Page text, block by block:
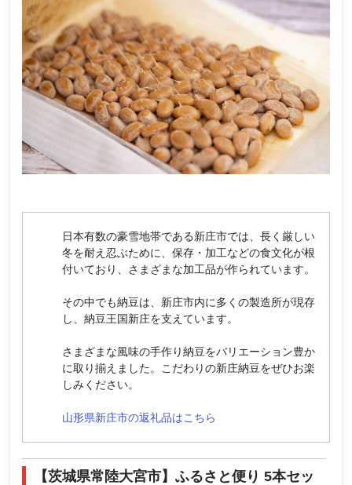
日本有数の豪雪地帯である新庄市では、長く厳しい
冬を耐え忍ぶために、保存・加工などの食文化が根
付いており、さまざまな加工品が作られています。
その中でも納豆は、新庄市内に多くの製造所が現存
し、納豆王国新庄を支えています。
さまざまな風味の手作り納豆をバリエーション豊か
に取り揃えました。こだわりの新庄納豆をぜひお楽
しみください。
山形県新庄市の返礼品はこちら
【茨城県常陸大宮市】ふるさと便り 5本セッ